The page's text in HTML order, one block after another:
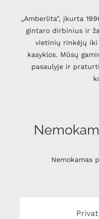
„Amberlita", įkurta
gintaro dirbinius ir
vietinių rinkėjų iki
kasyklos. Mūsų
pasaulyje ir
Nemokamas